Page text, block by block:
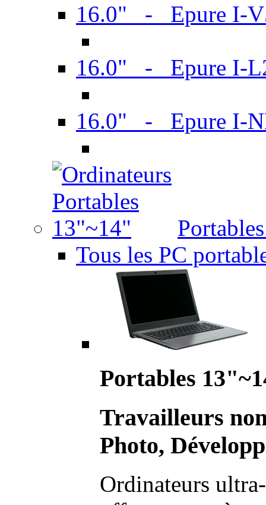
16.0" - Epure I-
16.0" - Epure I-
16.0" - Epure I-
Tous les PC
Portables
Travailleurs
Photo,
Ordinateurs